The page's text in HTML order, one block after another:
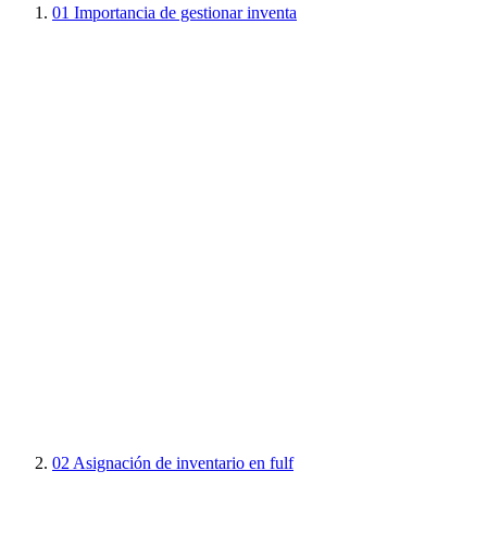
01 Importancia de gestionar inventa
02 Asignación de inventario en fulf